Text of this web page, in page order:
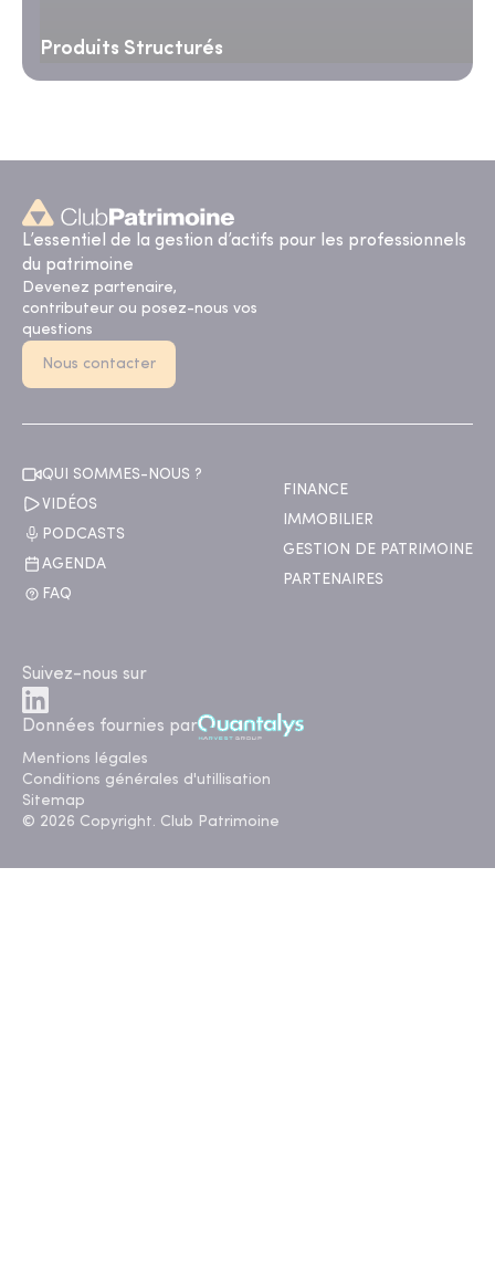
Produits Structurés
L’essentiel de la gestion d’actifs pour les professionnels
du patrimoine
Devenez partenaire,
contributeur ou posez-nous vos
questions
Nous contacter
QUI SOMMES-NOUS ?
VIDÉOS
PODCASTS
AGENDA
FAQ
FINANCE
IMMOBILIER
GESTION DE PATRIMOINE
PARTENAIRES
Suivez-nous sur
Données fournies par
Mentions légales
Conditions générales d'utillisation
Sitemap
© 2026 Copyright. Club Patrimoine